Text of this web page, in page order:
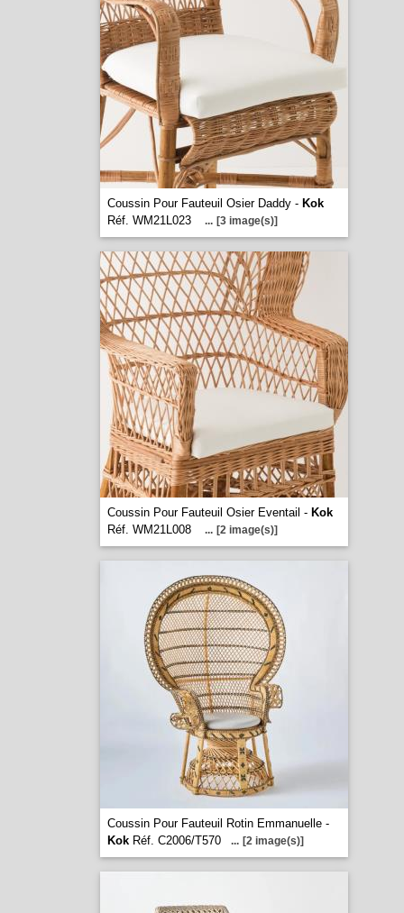
Coussin Pour Fauteuil Osier Daddy - Kok
Réf. WM21L023
... [3 image(s)]
Coussin Pour Fauteuil Osier Eventail - Kok
Réf. WM21L008
... [2 image(s)]
Coussin Pour Fauteuil Rotin Emmanuelle -
KokRéf. C2006/T570 ... [2 image(s)]